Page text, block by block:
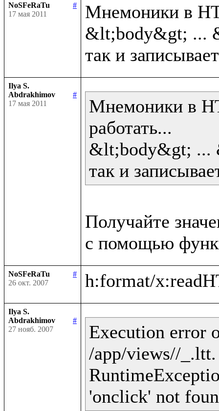
NoSFeRaTu
#
17 мая 2011
Мнемоники в
&lt;body&gt; ...
Ilya S.
Abdrakhimov
#
17 мая 2011
Мнемоники в
работать...
&lt;body&gt; ...
так и
Получайте
NoSFeRaTu
#
26 окт. 2007
Ilya S.
Abdrakhimov
#
27 нояб. 2007
Execution error
/app/views//
'onclick' not